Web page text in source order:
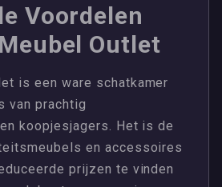
Voordelen
Outlet
is een ware schatkamer
van prachtig
koopjesjagers. Het is de
en accessoires
prijzen te vinden